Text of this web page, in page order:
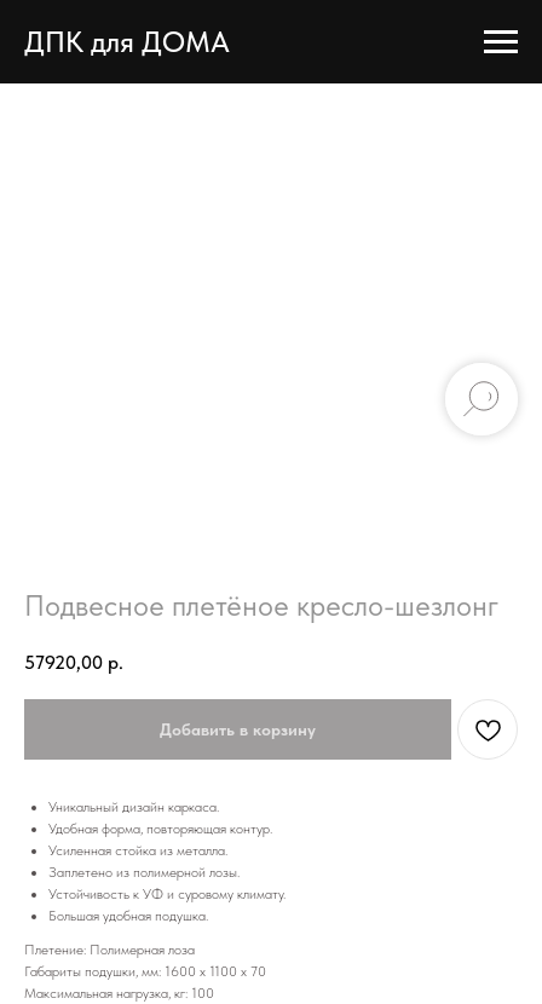
ДПК для ДОМА
Подвесное плетёное кресло-шезлонг
57920,00 р.
Добавить в корзину
Уникальный дизайн каркаса.
Удобная форма, повторяющая контур.
Усиленная стойка из металла.
Заплетено из полимерной лозы.
Устойчивость к УФ и суровому климату.
Большая удобная подушка.
Плетение: Полимерная лоза
Габариты подушки, мм: 1600 х 1100 х 70
Максимальная нагрузка, кг: 100